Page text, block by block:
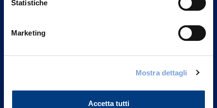
Statistiche
Marketing
Mostra dettagli
Accetta tutti
Vittoria Assicurazioni S.p.A.
Part. IVA 01329510158